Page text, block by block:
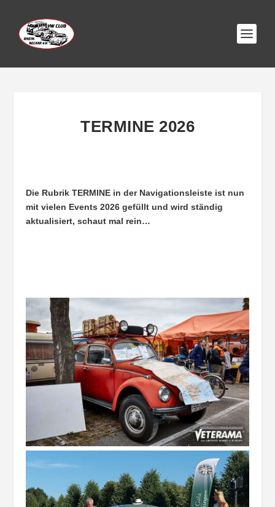
TERMINE 2026
Die Rubrik TERMINE in der Navigationsleiste ist nun
mit vielen Events 2026 gefüllt und wird ständig
aktualisiert, schaut mal rein…